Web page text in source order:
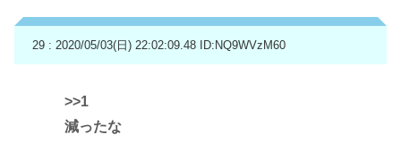
29 : 2020/05/03(日) 22:02:09.48 ID:NQ9WVzM60
>>1
減ったな